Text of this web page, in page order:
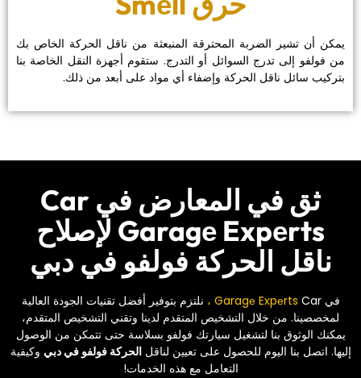
‏يمكن أن تشير الضربة المحترقة المنبعثة من ناقل الحركة الخاص بك
من فولفو إلى تدرج السوائل أو التدرج. ستقوم أجهزة النقل الخاصة بنا
بتركيب سائل ناقل الحركة وإضفاء أي مواد على أبعد من ذلك.‏
‏ثق في المعارض في Car
Garagе Expеrts لإصلاح
ناقل الحركة فولفو في دبي‏
‏في Car ‏
‏ نلتزم بتوفير أفضل تقنيات الجودة العالية
لمخصصينا. من خلال التشخيص المتقدم لدينا وتقني التشخيص المتقدم،
يمكنك الوثوق بنا لتشغيل سيارتك فولفو بسلاسة حتى تتمكن من الوصول
إليها. اتصل بنا اليوم للحصول على تعيين لناقل ‏‏الحركة فولفو في دبي‏ ‏ وكيفية
التعامل مع هذه الخدمات!‏